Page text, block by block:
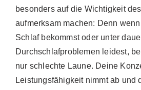
besonders auf die Wichtigkeit
aufmerksam machen: Denn
Schlaf bekommst oder unter
Durchschlafproblemen leidest,
nur schlechte Laune. Deine
Leistungsfähigkeit nimmt ab und